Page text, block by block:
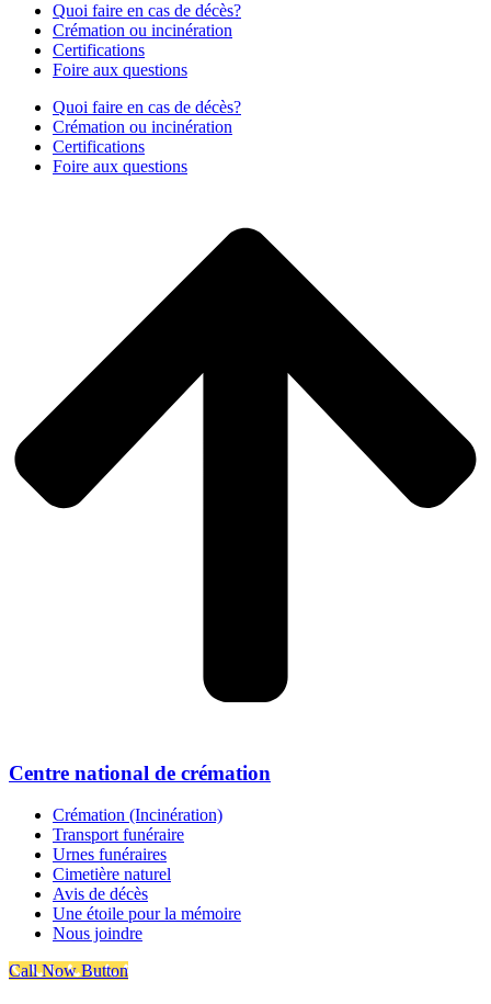
Quoi faire en cas de décès?
Crémation ou incinération
Certifications
Foire aux questions
Quoi faire en cas de décès?
Crémation ou incinération
Certifications
Foire aux questions
Centre national de crémation
Crémation (Incinération)
Transport funéraire
Urnes funéraires
Cimetière naturel
Avis de décès
Une étoile pour la mémoire
Nous joindre
Call Now Button